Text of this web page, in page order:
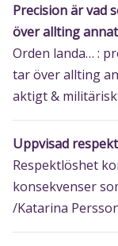
Precision är vad
över allting
Orden landa… :
tar över allting
aktigt &
Uppvisad
Respektlöshet
konsekvenser
/Katarina